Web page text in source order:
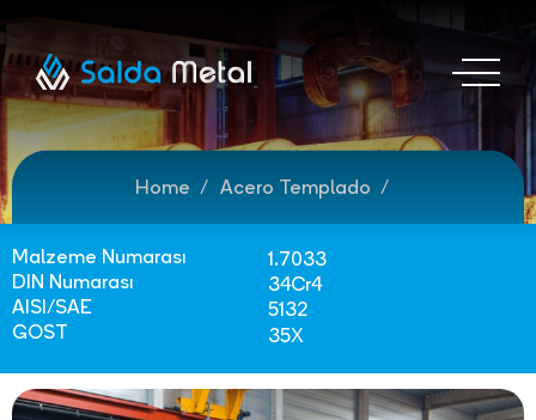
Home Acero Templado
Malzeme Numarası
1.7033
DIN Numarası
34Cr4
AISI/SAE
5132
GOST
35Х